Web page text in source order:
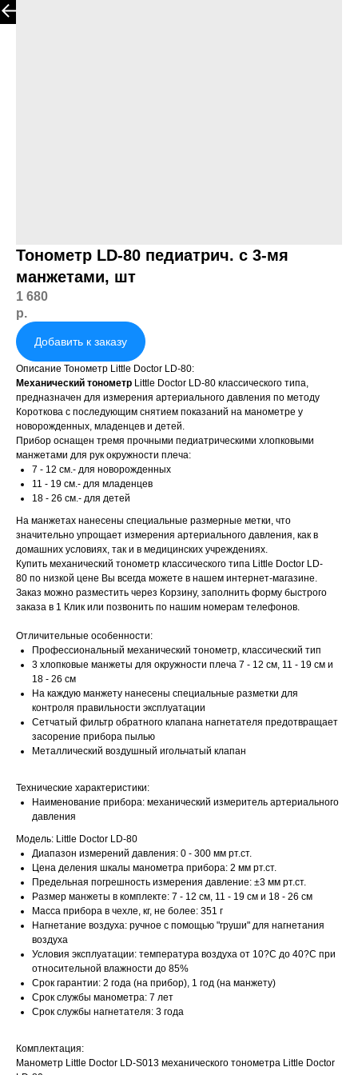
Смотреть другие товары
Тонометр LD-80 педиатрич. с 3-мя
манжетами, шт
1 680
р.
Добавить к заказу
Описание Тонометр Little Doctor LD-80:
Механический тонометр Little Doctor LD-80 классического типа,
предназначен для измерения артериального давления по методу
Короткова с последующим снятием показаний на манометре у
новорожденных, младенцев и детей.
Прибор оснащен тремя прочными педиатрическими хлопковыми
манжетами для рук окружности плеча:
7 - 12 см.- для новорожденных
11 - 19 см.- для младенцев
18 - 26 см.- для детей
На манжетах нанесены специальные размерные метки, что
значительно упрощает измерения артериального давления, как в
домашних условиях, так и в медицинских учреждениях.
Купить механический тонометр классического типа Little Doctor LD-
80 по низкой цене Вы всегда можете в нашем интернет-магазине.
Заказ можно разместить через Корзину, заполнить форму быстрого
заказа в 1 Клик или позвонить по нашим номерам телефонов.
Отличительные особенности:
Профессиональный механический тонометр, классический тип
3 хлопковые манжеты для окружности плеча 7 - 12 см, 11 - 19 см и
18 - 26 см
На каждую манжету нанесены специальные разметки для
контроля правильности эксплуатации
Сетчатый фильтр обратного клапана нагнетателя предотвращает
засорение прибора пылью
Металлический воздушный игольчатый клапан
Технические характеристики:
Наименование прибора: механический измеритель артериального
давления
Модель: Little Doctor LD-80
Диапазон измерений давления: 0 - 300 мм рт.ст.
Цена деления шкалы манометра прибора: 2 мм рт.ст.
Предельная погрешность измерения давление: ±3 мм рт.ст.
Размер манжеты в комплекте: 7 - 12 см, 11 - 19 см и 18 - 26 см
Масса прибора в чехле, кг, не более: 351 г
Нагнетание воздуха: ручное с помощью "груши" для нагнетания
воздуха
Условия эксплуатации: температура воздуха от 10?C до 40?C при
относительной влажности до 85%
Срок гарантии: 2 года (на прибор), 1 год (на манжету)
Срок службы манометра: 7 лет
Срок службы нагнетателя: 3 года
Комплектация:
Манометр Little Doctor LD-S013 механического тонометра Little Doctor